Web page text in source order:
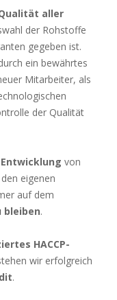
aller
der Rohstoffe
gegeben ist.
ein bewährtes
Mitarbeiter, als
der Qualität
von
eigenen
auf dem
bleiben.
HACCP-
wir erfolgreich
.